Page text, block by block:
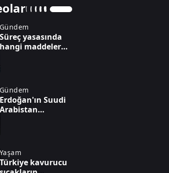
Gündem
Süreç yasasında
hangi maddeler
Gündem
Erdoğan'ın Suudi
Arabistan
Yaşam
Türkiye kavurucu